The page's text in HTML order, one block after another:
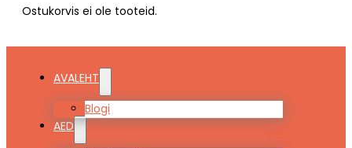
Ostukorvis ei ole tooteid.
AVALEHT
Blogi
AED